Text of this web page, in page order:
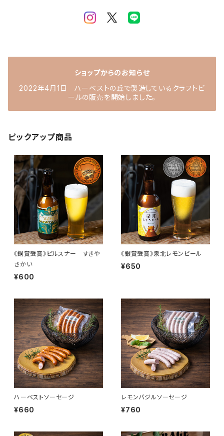
ショップからのお知らせ
2022年4月1日 ハーベストの丘で製造しているクラフトビ
ールの販売を開始しました。
ピックアップ商品
《銅賞受賞》ピルスナー すきや
さかい
¥600
《銀賞受賞》泉北レモンビール
¥650
ハーベストソーセージ
¥660
レモンバジルソーセージ
¥760